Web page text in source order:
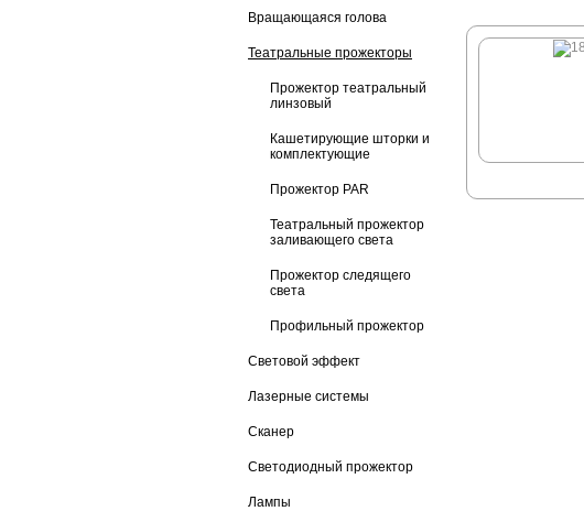
Вращающаяся голова
Театральные прожекторы
Прожектор театральный
линзовый
Кашетирующие шторки и
комплектующие
Прожектор PAR
Театральный прожектор
заливающего света
Прожектор следящего
света
Профильный прожектор
Световой эффект
Лазерные системы
Сканер
Светодиодный прожектор
Лампы